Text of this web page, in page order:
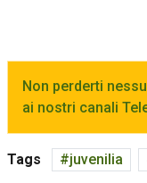
Non perderti
ai nostri canali
Tags juvenilia